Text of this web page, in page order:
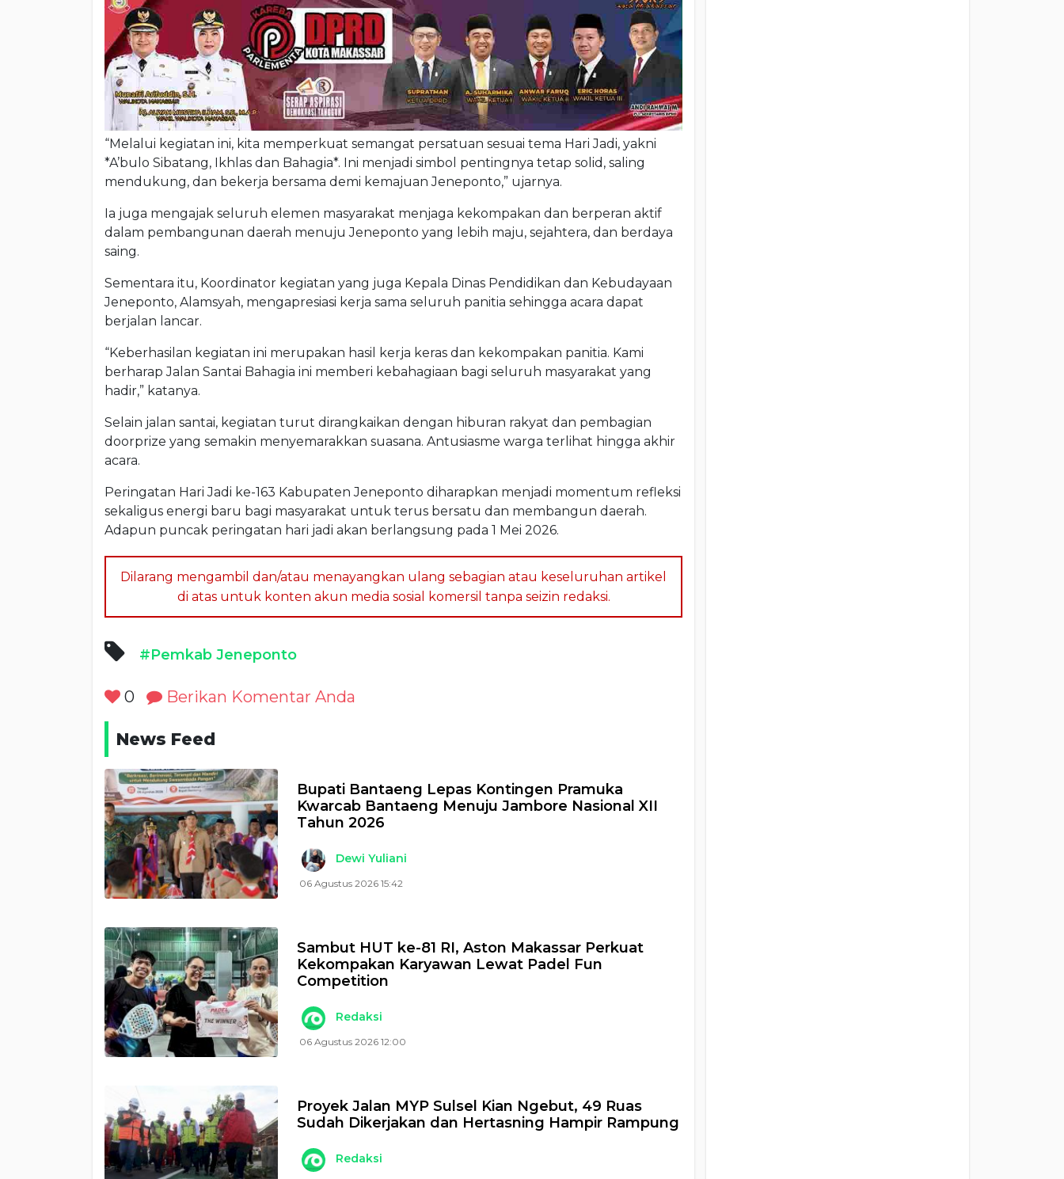
“Melalui kegiatan ini, kita memperkuat semangat persatuan sesuai tema Hari Jadi, yakni
*A’bulo Sibatang, Ikhlas dan Bahagia*. Ini menjadi simbol pentingnya tetap solid, saling
mendukung, dan bekerja bersama demi kemajuan Jeneponto,” ujarnya.
Ia juga mengajak seluruh elemen masyarakat menjaga kekompakan dan berperan aktif
dalam pembangunan daerah menuju Jeneponto yang lebih maju, sejahtera, dan berdaya
saing.
Sementara itu, Koordinator kegiatan yang juga Kepala Dinas Pendidikan dan Kebudayaan
Jeneponto, Alamsyah, mengapresiasi kerja sama seluruh panitia sehingga acara dapat
berjalan lancar.
“Keberhasilan kegiatan ini merupakan hasil kerja keras dan kekompakan panitia. Kami
berharap Jalan Santai Bahagia ini memberi kebahagiaan bagi seluruh masyarakat yang
hadir,” katanya.
Selain jalan santai, kegiatan turut dirangkaikan dengan hiburan rakyat dan pembagian
doorprize yang semakin menyemarakkan suasana. Antusiasme warga terlihat hingga akhir
acara.
Peringatan Hari Jadi ke-163 Kabupaten Jeneponto diharapkan menjadi momentum refleksi
sekaligus energi baru bagi masyarakat untuk terus bersatu dan membangun daerah.
Adapun puncak peringatan hari jadi akan berlangsung pada 1 Mei 2026.
Dilarang mengambil dan/atau menayangkan ulang sebagian atau keseluruhan artikel
di atas untuk konten akun media sosial komersil tanpa seizin redaksi.
#Pemkab Jeneponto
0 Berikan Komentar Anda
News Feed
Bupati Bantaeng Lepas Kontingen Pramuka
Kwarcab Bantaeng Menuju Jambore Nasional XII
Tahun 2026
Dewi Yuliani
06 Agustus 2026 15:42
Sambut HUT ke-81 RI, Aston Makassar Perkuat
Kekompakan Karyawan Lewat Padel Fun
Competition
Redaksi
06 Agustus 2026 12:00
Proyek Jalan MYP Sulsel Kian Ngebut, 49 Ruas
Sudah Dikerjakan dan Hertasning Hampir Rampung
Redaksi